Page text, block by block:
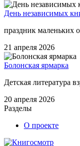
День независимых
праздник маленьких
21 апреля 2026
Болонская ярмарка
Детская литература
20 апреля 2026
Разделы
О проекте